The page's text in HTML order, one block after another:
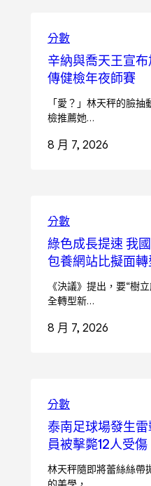
分數
辛納與喬天王宣
傳健檢年夜師賽
「愛？」林天秤的臉
檢推薦她…
8 月 7, 2026
分數
綠色成長提速 我
包養網站比擬面轉
《決議》提出，要“樹
全轉型新…
8 月 7, 2026
分數
泰南足球場發生
員被擊斃12人受傷
林天秤隨即將蕾絲絲帶